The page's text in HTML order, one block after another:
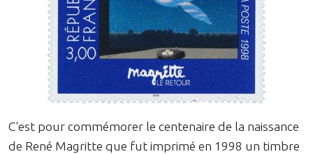
C'est pour commémorer le centenaire de la naissance
de René Magritte que fut imprimé en 1998 un timbre